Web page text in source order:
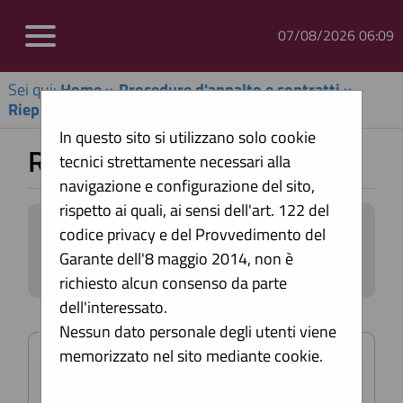
07/08/2026 06:09
Sei qui:Home»Procedure d'appalto e contratti»
Riepilogo contratti - Link BDNCP
In questo sito si utilizzano solo cookie
tecnici strettamente necessari alla
navigazione e configurazione del sito,
rispetto ai quali, ai sensi dell'art. 122 del
codice privacy e del Provvedimento del
Garante dell'8 maggio 2014, non è
richiesto alcun consenso da parte
dell'interessato.
Nessun dato personale degli utenti viene
memorizzato nel sito mediante cookie.
Riepilogo contratti
Informazioni relative alla trasparenza
sugli appalti affidati secondo il D.Lgs.
36/2023.
Impostare un criterio di ricerca per
consultare i dati. In caso di estrazione di
almeno un'occorrenza, è disponibile sul
campo CIG il link per consultare il
relativo dettaglio.
Criteri di ricerca